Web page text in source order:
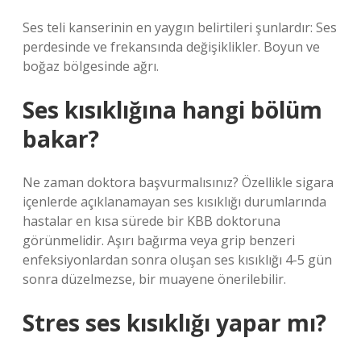
Ses teli kanserinin en yaygın belirtileri şunlardır: Ses
perdesinde ve frekansında değişiklikler. Boyun ve
boğaz bölgesinde ağrı.
Ses kısıklığına hangi bölüm
bakar?
Ne zaman doktora başvurmalısınız? Özellikle sigara
içenlerde açıklanamayan ses kısıklığı durumlarında
hastalar en kısa sürede bir KBB doktoruna
görünmelidir. Aşırı bağırma veya grip benzeri
enfeksiyonlardan sonra oluşan ses kısıklığı 4-5 gün
sonra düzelmezse, bir muayene önerilebilir.
Stres ses kısıklığı yapar mı?